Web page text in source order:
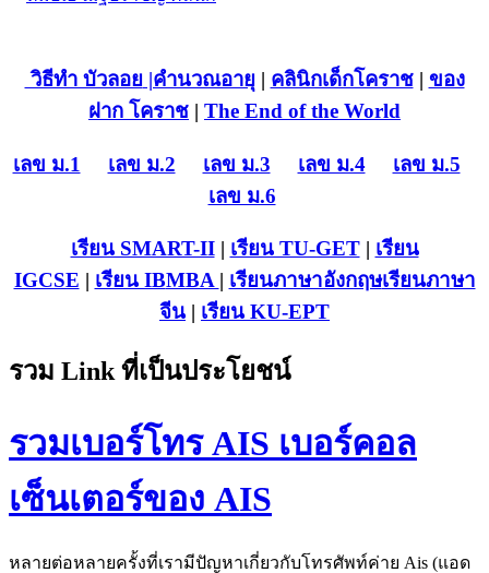
วิธีทำ บัวลอย |คำนวณอายุ | คลินิกเด็กโคราช| ของ
ฝาก โคราช | The End of the World
เลข ม.1 เลข ม.2 เลข ม.3 เลข ม.4
เลข ม.5
เลข ม.6
เรียน SMART-II| เรียน TU-GET| เรียน
IGCSE | เรียน IBMBA | เรียนภาษาอังกฤษเรียนภาษา
จีน | เรียน KU-EPT
รวม Link ที่เป็นประโยชน์
รวมเบอร์โทร AIS เบอร์คอล
เซ็นเตอร์ของ AIS
หลายต่อหลายครั้งที่เรามีปัญหาเกี่ยวกับโทรศัพท์ค่าย Ais (แอด